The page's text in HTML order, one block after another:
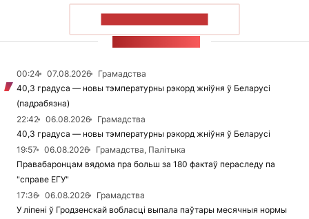
00:24 07.08.2026
Грамадства
40,3 градуса — новы тэмпературны рэкорд жніўня ў Беларусі
(падрабязна)
22:42
06.08.2026
Грамадства
40,3 градуса — новы тэмпературны рэкорд жніўня ў Беларусі
19:57
06.08.2026
Грамадства, Палітыка
Правабаронцам вядома пра больш за 180 фактаў пераследу па
"справе ЕГУ"
17:36
06.08.2026
Грамадства
У ліпені ў Гродзенскай вобласці выпала паўтары месячныя нормы